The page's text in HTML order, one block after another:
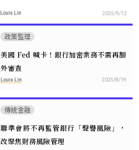
Louis Lin 2025/9/12
政策監理
美國 Fed 喊卡！銀行加密業務不需再額
外審查
Louis Lin 2025/8/19
傳統金融
聯準會將不再監管銀行「聲譽風險」，
改聚焦財務風險管理